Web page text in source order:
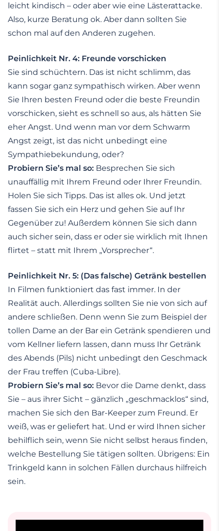
leicht kindisch – oder aber wie eine Lästerattacke.
Also, kurze Beratung ok. Aber dann sollten Sie
schon mal auf den Anderen zugehen.
Peinlichkeit Nr. 4: Freunde vorschicken
Sie sind schüchtern. Das ist nicht schlimm, das
kann sogar ganz sympathisch wirken. Aber wenn
Sie Ihren besten Freund oder die beste Freundin
vorschicken, sieht es schnell so aus, als hätten Sie
eher Angst. Und wenn man vor dem Schwarm
Angst zeigt, ist das nicht unbedingt eine
Sympathiebekundung, oder?
Probiern Sie’s mal so: Besprechen Sie sich
unauffällig mit Ihrem Freund oder Ihrer Freundin.
Holen Sie sich Tipps. Das ist alles ok. Und jetzt
fassen Sie sich ein Herz und gehen Sie auf Ihr
Gegenüber zu! Außerdem können Sie sich dann
auch sicher sein, dass er oder sie wirklich mit Ihnen
flirtet – statt mit Ihrem „Vorsprecher“.
Peinlichkeit Nr. 5: (Das falsche) Getränk bestellen
In Filmen funktioniert das fast immer. In der
Realität auch. Allerdings sollten Sie nie von sich auf
andere schließen. Denn wenn Sie zum Beispiel der
tollen Dame an der Bar ein Getränk spendieren und
vom Kellner liefern lassen, dann muss Ihr Getränk
des Abends (Pils) nicht unbedingt den Geschmack
der Frau treffen (Cuba-Libre).
Probiern Sie’s mal so: Bevor die Dame denkt, dass
Sie – aus ihrer Sicht – gänzlich „geschmacklos“ sind,
machen Sie sich den Bar-Keeper zum Freund. Er
weiß, was er geliefert hat. Und er wird Ihnen sicher
behilflich sein, wenn Sie nicht selbst heraus finden,
welche Bestellung Sie tätigen sollten. Übrigens: Ein
Trinkgeld kann in solchen Fällen durchaus hilfreich
sein.